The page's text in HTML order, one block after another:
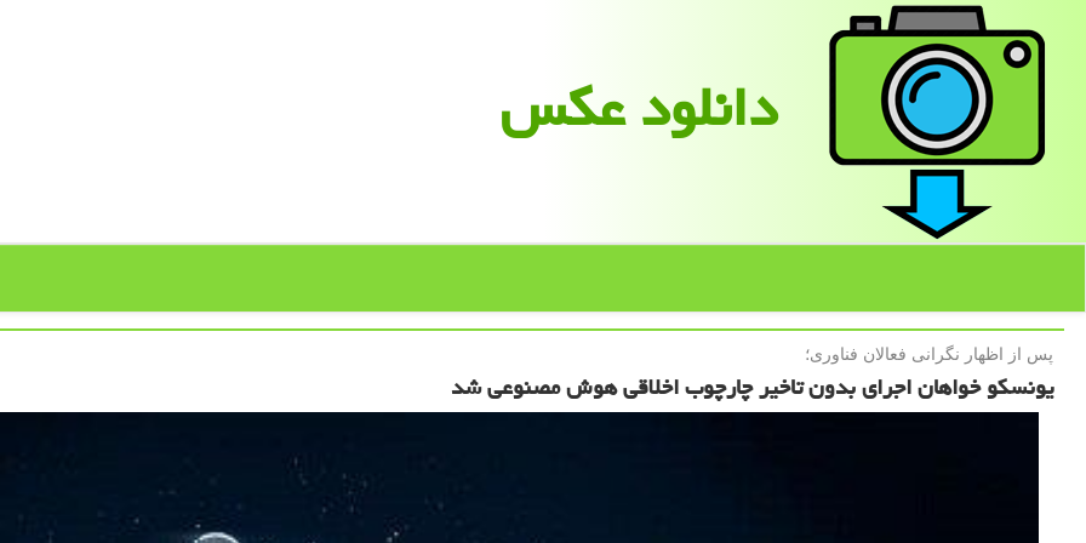
دانلود عكس
پس از اظهار نگرانی فعالان فناوری؛
یونسکو خواهان اجرای بدون تاخیر چارچوب اخلاقی هوش مصنوعی شد